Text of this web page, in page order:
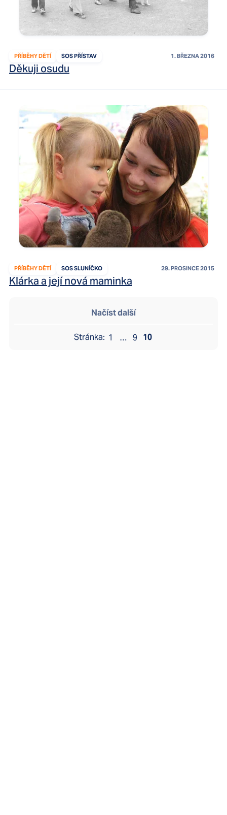
PŘÍBĚHY DĚTÍ SOS PŘÍSTAV 1. BŘEZNA 2016
Děkuji osudu
PŘÍBĚHY DĚTÍ SOS SLUNÍČKO 29. PROSINCE 2015
Klárka a její nová maminka
Načíst další
1 … 9 10